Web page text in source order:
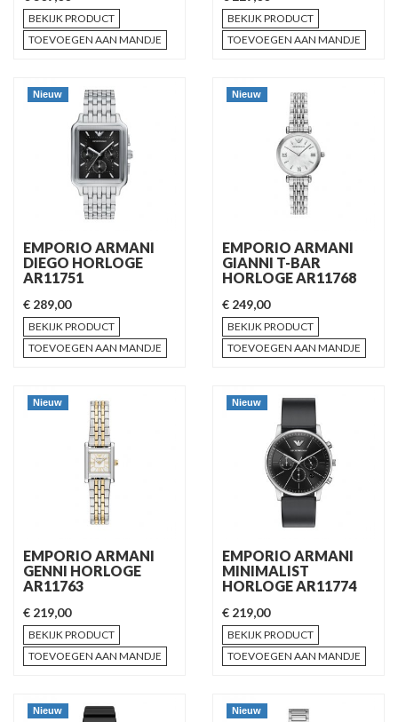
BEKIJK PRODUCT
TOEVOEGEN AAN MANDJE
BEKIJK PRODUCT
TOEVOEGEN AAN MANDJE
Nieuw
EMPORIO ARMANI
DIEGO HORLOGE
AR11751
€ 289,00
BEKIJK PRODUCT
TOEVOEGEN AAN MANDJE
Nieuw
EMPORIO ARMANI
GIANNI T-BAR
HORLOGE AR11768
€ 249,00
BEKIJK PRODUCT
TOEVOEGEN AAN MANDJE
Nieuw
EMPORIO ARMANI
GENNI HORLOGE
AR11763
€ 219,00
BEKIJK PRODUCT
TOEVOEGEN AAN MANDJE
Nieuw
EMPORIO ARMANI
MINIMALIST
HORLOGE AR11774
€ 219,00
BEKIJK PRODUCT
TOEVOEGEN AAN MANDJE
Nieuw Nieuw